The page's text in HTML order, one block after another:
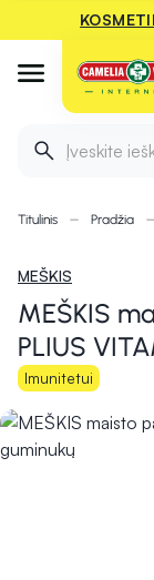
Įveskite
Titulinis Pradžia
MEŠKIS
MEŠKIS
PLIUS
Imunitetui